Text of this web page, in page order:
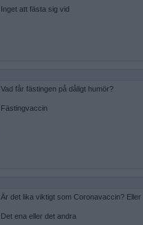
Inget att fästa sig vid
Vad får fästingen på dåligt humör?
Fästingvaccin
Är det lika viktigt som Coronavaccin?
Det ena eller det andra